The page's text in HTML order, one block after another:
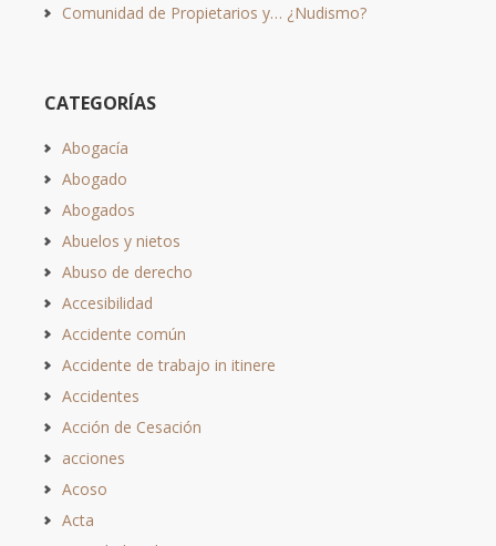
Comunidad de Propietarios y… ¿Nudismo?
CATEGORÍAS
Abogacía
Abogado
Abogados
Abuelos y nietos
Abuso de derecho
Accesibilidad
Accidente común
Accidente de trabajo in itinere
Accidentes
Acción de Cesación
acciones
Acoso
Acta